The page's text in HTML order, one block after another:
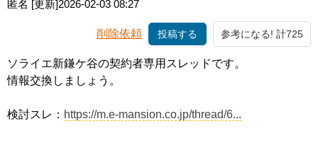
匿名 [更新]2026-02-03 08:27
削除依頼 投稿する 参考になる! 計725
ソライエ新鎌ケ谷の契約者専用スレッドです。
情報交換しましょう。
検討スレ： https://m.e-mansion.co.jp/thread/6...